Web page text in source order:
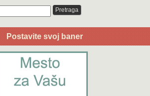
Postavite svoj baner